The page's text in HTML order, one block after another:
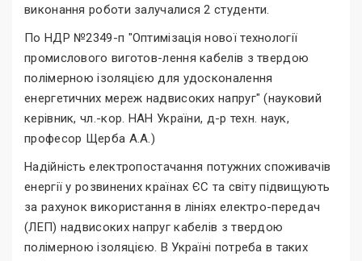
виконання роботи залучалися 2 студенти.
По НДР №2349-п "Оптимізація нової технології
промислового виготов-лення кабелів з твердою
полімерною ізоляцією для удосконалення
енергетичних мереж надвисоких напруг" (науковий
керівник, чл.-кор. НАН України, д-р техн. наук,
професор Щерба А.А.)
Надійність електропостачання потужних споживачів
енергії у розвинених країнах ЄС та світу підвищують
за рахунок використання в лініях електро-передач
(ЛЕП) надвисоких напруг кабелів з твердою
полімерною ізоляцією. В Україні потреба в таких